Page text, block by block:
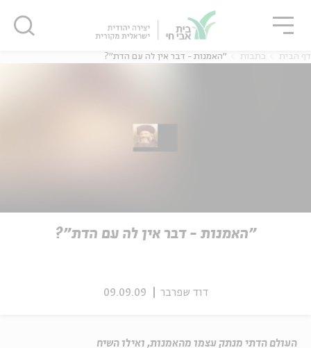
דף הבית כתבות "האמנות - דבר אין לה עם הדת"?
"האמנות - דבר אין לה עם הדת"?
דוד שפרבר 09.09.09
העולם הדתי מנתק עצמו מהאמנות, ואילו השיח
סגור